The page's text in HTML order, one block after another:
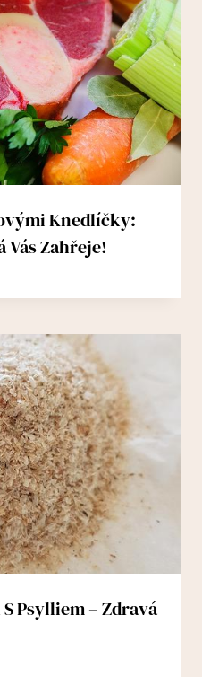
Knedlíčky:
Vás Zahřeje!
Psylliem – Zdravá